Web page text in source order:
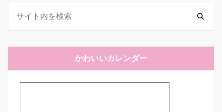
かわいいカレンダー